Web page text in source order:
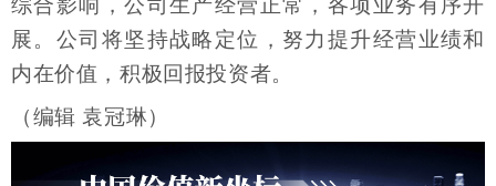
综合影响，公司生产经营正常，各项业务有序开
展。公司将坚持战略定位，努力提升经营业绩和
内在价值，积极回报投资者。
（编辑 袁冠琳）